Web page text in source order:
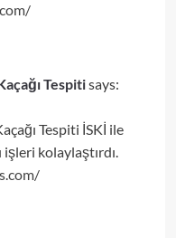
Tespitisays:
Tespiti İSKİ ile
kolaylaştırdı.